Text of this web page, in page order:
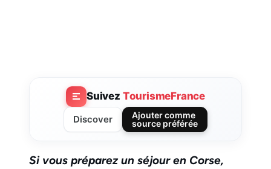
Suivez TourismeFrance
Discover
Ajouter comme
source préférée
Si vous préparez un séjour en Corse,